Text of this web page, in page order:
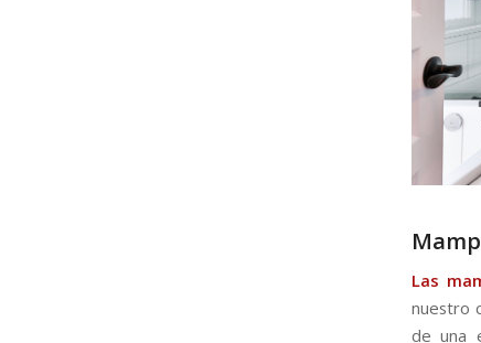
Las
nuestro
de una